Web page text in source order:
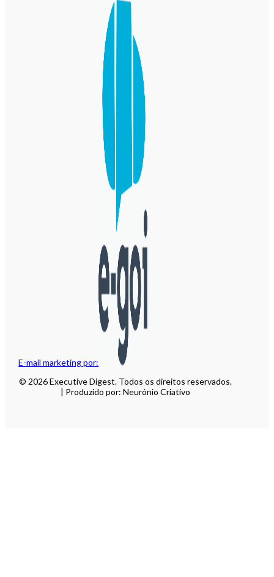
E-mail marketing por:
© 2026 Executive Digest. Todos os direitos reservados.
| Produzido por: Neurónio Criativo